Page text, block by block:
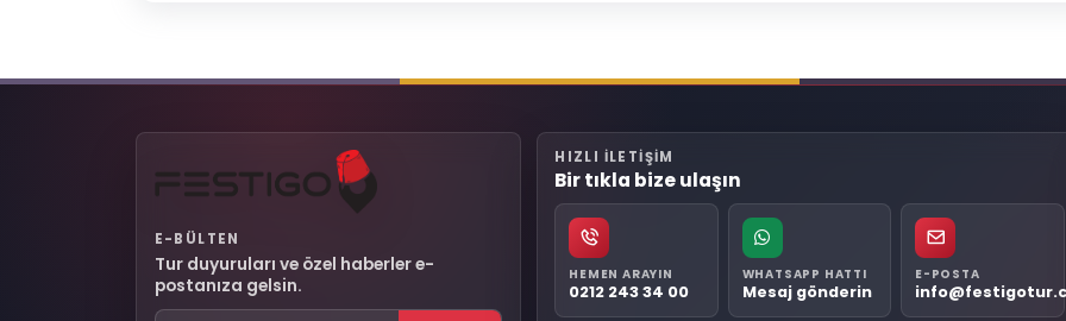
E-BÜLTEN
Tur duyuruları ve özel haberler e-
postanıza gelsin.
HIZLI ILETIŞIM
Bir tıkla bize ulaşın
HEMEN ARAYIN
0212 243 34 00
WHATSAPP HATTI
Mesaj gönderin
E-POSTA